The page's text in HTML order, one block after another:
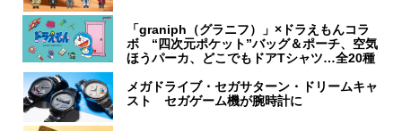
「graniph（グラニフ）」×ドラえもんコラ
ボ “四次元ポケット”バッグ＆ポーチ、空気
ほうパーカ、どこでもドアTシャツ…全20種
メガドライブ・セガサターン・ドリームキャ
スト セガゲーム機が腕時計に